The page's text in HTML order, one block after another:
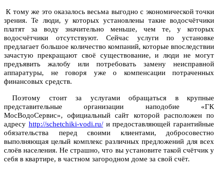
К тому же это оказалось весьма выгодно с экономической точки
зрения. Те люди, у которых установлены такие водосчётчики
платят за воду значительно меньше, чем те, у которых
водосчётчики отсутствуют. Сейчас услуги по установке
предлагает большое количество компаний, которые впоследствии
зачастую прекращают своё существование, и люди не могут
предъявить жалобу или потребовать замену неисправной
аппаратуры, не говоря уже о компенсации потраченных
финансовых средств.
Поэтому стоит за услугами обращаться в крупные
представительные организации наподобие «ГК
МосВодоСервис», официальный сайт которой расположен по
адресу http://schetchiki-vodi.ru/и предоставляющей гарантийные
обязательства перед своими клиентами, добросовестно
выполняющая целый комплекс различных предложений для всех
слоёв населения. Не страшно, что вы установите такой счётчик у
себя в квартире, в частном загородном доме за свой счёт.